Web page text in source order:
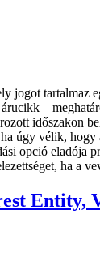
jogot tartalmaz
–
időszakon
úgy vélik, hogy
opció eladója
ha a
Entity,